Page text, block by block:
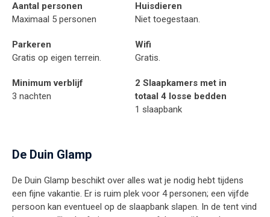
Aantal personen
Maximaal 5 personen
Huisdieren
Niet toegestaan.
Parkeren
Gratis op eigen terrein.
Wifi
Gratis.
Minimum verblijf
3 nachten
2 Slaapkamers met in
totaal 4 losse bedden
1 slaapbank
De Duin Glamp
De Duin Glamp beschikt over alles wat je nodig hebt tijdens
een fijne vakantie. Er is ruim plek voor 4 personen; een vijfde
persoon kan eventueel op de slaapbank slapen. In de tent vind